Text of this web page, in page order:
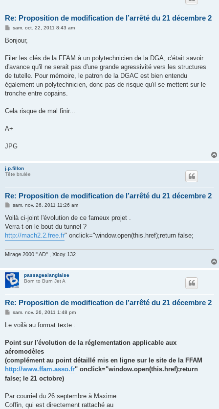
Re: Proposition de modification de l’arrêté du 21 décembre 2
M
s
g
sam. oct. 22, 2011 8:43 am
Bonjour,
Filer les clés de la FFAM à un polytechnicien de la DGA, c'était savoir
d'avance qu'il ne serait pas d'une grande agressivité vers les structures
de tutelle. Pour mémoire, le patron de la DGAC est bien entendu
également un polytechnicien, donc pas de risque qu'il se mettent sur le
tronche entre copains.
Cela risque de mal finir...
A+
JPG
j.p.fillon
Tête brulée
Re: Proposition de modification de l’arrêté du 21 décembre 2
M
s
a
g
e
sam. nov. 26, 2011 11:26 am
Voilà ci-joint l'évolution de ce fameux projet .
Verra-t-on le bout du tunnel ?
http://mach2.2.free.fr" onclick="window.open(this.href);return false;
Mirage 2000 " AD" , Xicoy 132
passagealanglaise
Born to Burn Jet A
Re: Proposition de modification de l’arrêté du 21 décembre 2
M
s
g
sam. nov. 26, 2011 1:48 pm
Le voilà au format texte :
Point sur l'évolution de la réglementation applicable aux
aéromodèles
(complément au point détaillé mis en ligne sur le site de la FFAM
http://www.ffam.asso.fr" onclick="window.open(this.href);return
false; le 21 octobre)
Par courriel du 26 septembre à Maxime
Coffin, qui est directement rattaché au